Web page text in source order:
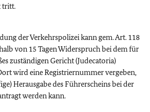
tritt.
der Verkehrspolizei kann gem. Art. 118
von 15 Tagen Widerspruch bei dem für
zuständigen Gericht (Judecatoria)
wird eine Registriernummer vergeben,
Herausgabe des Führerscheins bei der
werden kann.